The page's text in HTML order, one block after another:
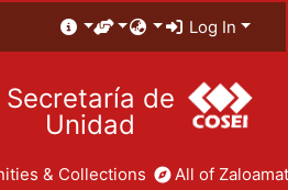
Log In
Secretaría de
Unidad
& Collections All of